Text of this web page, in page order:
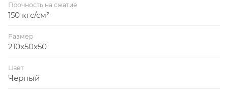
Прочность на сжатие
150 кгс/см²
Размер
210x50x50
Цвет
Черный